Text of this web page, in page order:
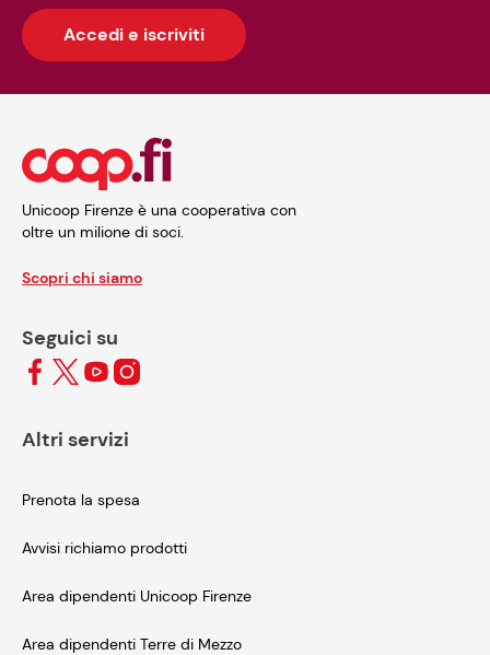
Accedi e iscriviti
Unicoop Firenze è una cooperativa con
oltre un milione di soci.
Scopri chi siamo
Seguici su
Altri servizi
Prenota la spesa
Avvisi richiamo prodotti
Area dipendenti Unicoop Firenze
Area dipendenti Terre di Mezzo